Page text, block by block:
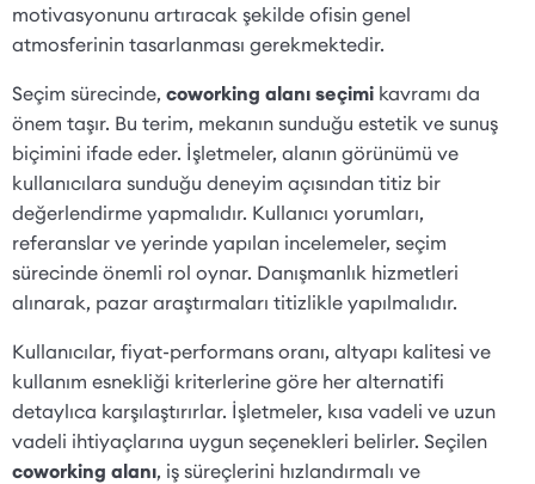
motivasyonunu artıracak şekilde ofisin genel
atmosferinin tasarlanması gerekmektedir.
Seçim sürecinde, coworking alanı seçimi kavramı da
önem taşır. Bu terim, mekanın sunduğu estetik ve sunuş
biçimini ifade eder. İşletmeler, alanın görünümü ve
kullanıcılara sunduğu deneyim açısından titiz bir
değerlendirme yapmalıdır. Kullanıcı yorumları,
referanslar ve yerinde yapılan incelemeler, seçim
sürecinde önemli rol oynar. Danışmanlık hizmetleri
alınarak, pazar araştırmaları titizlikle yapılmalıdır.
Kullanıcılar, fiyat-performans oranı, altyapı kalitesi ve
kullanım esnekliği kriterlerine göre her alternatifi
detaylıca karşılaştırırlar. İşletmeler, kısa vadeli ve uzun
vadeli ihtiyaçlarına uygun seçenekleri belirler. Seçilen
coworking alanı, iş süreçlerini hızlandırmalı ve